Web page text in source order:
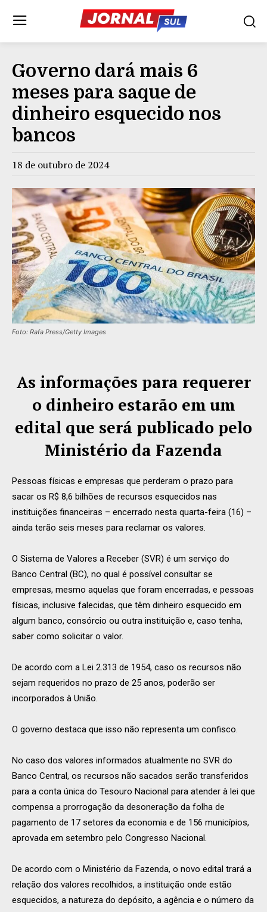
Governo dará mais 6
meses para saque de
dinheiro esquecido nos
bancos
18 de outubro de 2024
Foto: Rafa Press/Getty Images
As informações para requerer
o dinheiro estarão em um
edital que será publicado pelo
Ministério da Fazenda
Pessoas físicas e empresas que perderam o prazo para
sacar os R$ 8,6 bilhões de recursos esquecidos nas
instituições financeiras – encerrado nesta quarta-feira (16) –
ainda terão seis meses para reclamar os valores.
O Sistema de Valores a Receber (SVR) é um serviço do
Banco Central (BC), no qual é possível consultar se
empresas, mesmo aquelas que foram encerradas, e pessoas
físicas, inclusive falecidas, que têm dinheiro esquecido em
algum banco, consórcio ou outra instituição e, caso tenha,
saber como solicitar o valor.
De acordo com a Lei 2.313 de 1954, caso os recursos não
sejam requeridos no prazo de 25 anos, poderão ser
incorporados à União.
O governo destaca que isso não representa um confisco.
No caso dos valores informados atualmente no SVR do
Banco Central, os recursos não sacados serão transferidos
para a conta única do Tesouro Nacional para atender à lei que
compensa a prorrogação da desoneração da folha de
pagamento de 17 setores da economia e de 156 municípios,
aprovada em setembro pelo Congresso Nacional.
De acordo com o Ministério da Fazenda, o novo edital trará a
relação dos valores recolhidos, a instituição onde estão
esquecidos, a natureza do depósito, a agência e o número da